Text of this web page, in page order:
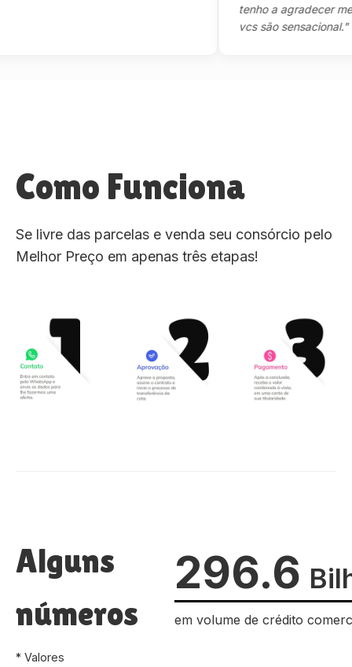
tenho a agradecer
vcs são sensacional."
Como Funciona
Se livre das parcelas e venda seu consórcio pelo
Melhor Preço em apenas três etapas!
Alguns
números
* Valores
296.6
em volume de crédito